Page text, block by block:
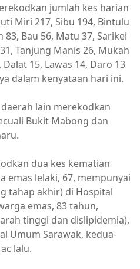
jumlah kes harian
Miri 217, Sibu 194, Bintulu
83, Bau 56, Matu 37, Sarikei
Tanjung Manis 26, Mukah
15, Lawas 14, Daro 13
dalam kenyataan hari ini.
daerah lain merekodkan
Bukit Mabong dan
dua kes kematian
emas lelaki, 67, mempunyai
tahap akhir) di Hospital
emas, 83 tahun,
tinggi dan dislipidemia),
Umum Sarawak, kedua-
lalu.